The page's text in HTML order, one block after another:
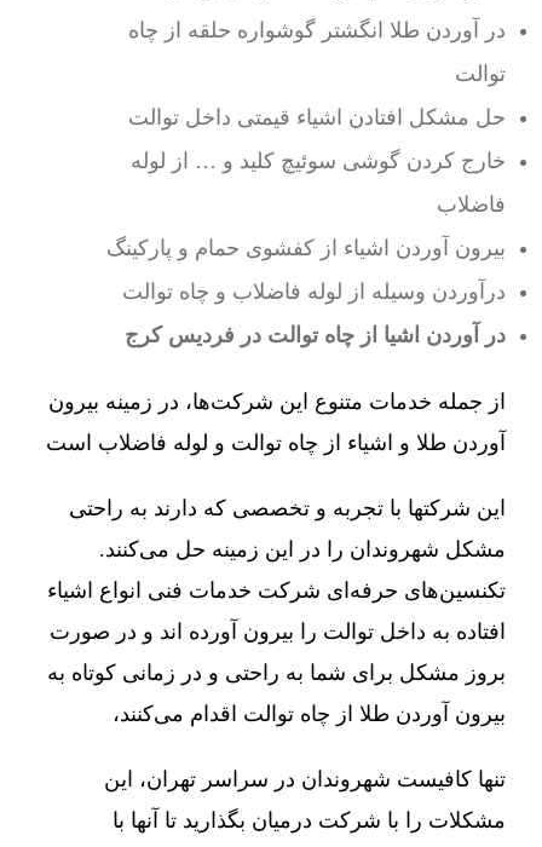
در آوردن طلا انگشتر گوشواره حلقه از چاه
توالت
حل مشکل افتادن اشیاء قیمتی داخل توالت
خارج کردن گوشی سوئیچ کلید و … از لوله
فاضلاب
بیرون آوردن اشیاء از کفشوی حمام و پارکینگ
درآوردن وسیله از لوله فاضلاب و چاه توالت
در آوردن اشیا از چاه توالت در فردیس کرج
از جمله خدمات متنوع این شرکت‌ها، در زمینه بیرون
آوردن طلا و اشیاء از چاه توالت و لوله فاضلاب است
این شرکتها با تجربه و تخصصی که دارند به راحتی
مشکل شهروندان را در این زمینه حل می‌کنند.
تکنسین‌های حرفه‌ای شرکت خدمات فنی انواع اشیاء
افتاده به داخل توالت را بیرون آورده اند و در صورت
بروز مشکل برای شما به راحتی و در زمانی کوتاه به
بیرون آوردن طلا از چاه توالت اقدام می‌کنند،
تنها کافیست شهروندان در سراسر تهران، این
مشکلات را با شرکت درمیان بگذارید تا آنها با